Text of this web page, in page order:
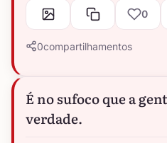
0
0compartilhamentos
É no sufoco que a
verdade.